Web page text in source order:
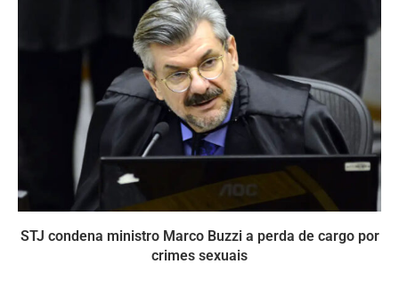
STJ condena ministro Marco Buzzi a perda de cargo por
crimes sexuais